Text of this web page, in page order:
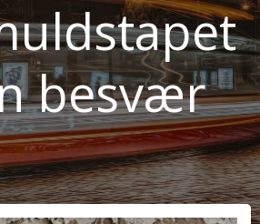
besvær